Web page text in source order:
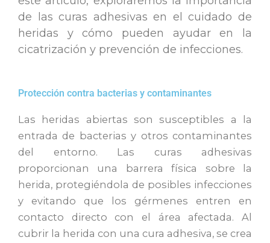
de las curas adhesivas en el cuidado de
heridas y cómo pueden ayudar en la
cicatrización y prevención de infecciones.
Protección contra bacterias y contaminantes
Las heridas abiertas son susceptibles a la
entrada de bacterias y otros contaminantes
del entorno. Las curas adhesivas
proporcionan una barrera física sobre la
herida, protegiéndola de posibles infecciones
y evitando que los gérmenes entren en
contacto directo con el área afectada. Al
cubrir la herida con una cura adhesiva, se crea